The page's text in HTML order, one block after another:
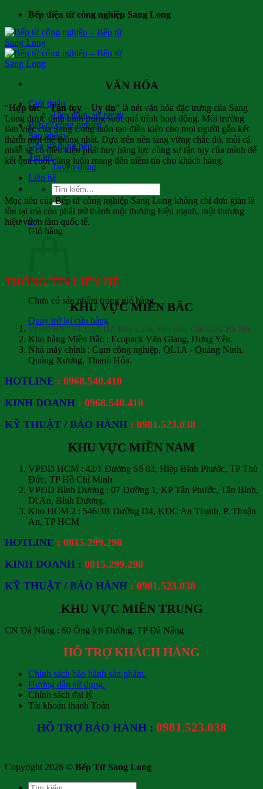
nội
dung
Bếp điện từ công nghiệp Sang Long
Giới thiệu
Tầm nhìn, sứ mệnh
Bếp từ công nghiệp
Sản phẩm
Góc sử dụng bếp
Tin tức
Tuyển dụng
Liên hệ
Tìm
kiếm:
0
Giỏ hàng
Chưa có sản phẩm trong giỏ hàng.
Quay trở lại cửa hàng
VĂN HÓA
“Hợp tác–Tận tụy– Uy tín” là nét văn hóa đặc trưng của Sang
Long được định hình trong suốt quá trình hoạt động. Môi trường
làm việc của Sang Long luôn tạo điều kiện cho mọi người gắn kết
thành một thể thống nhất. Dựa trên nền tảng vững chắc đó, mỗi cá
nhân sẽ có điều kiện phát huy năng lực cùng sự tận tụy của mình để
kết quả cuối cùng luôn mang đến niềm tin cho khách hàng.
Mục tiêu của Bếp từ công nghiệp Sang Long không chỉ đơn giản là
tồn tại mà còn phải trở thành một thương hiệu mạnh, một thương
hiệu vươn tầm quốc tế.
THÔNG TIN LIÊN HỆ
KHU VỰC MIỀN BẮC
VPĐD HN : Số 3, Lô D2, Khu 5,2ha, Yên Hòa, Cầu Giấy, Hà Nội.
Kho hàng Miền Bắc : Ecopack Văn Giang, Hưng Yên.
Nhà máy chính : Cụm công nghiệp, QL1A - Quảng Ninh,
Quảng Xương, Thanh Hóa.
HOTLINE : 0968.540.410
KINH DOANH : 0968.540.410
KỸ THUẬT / BẢO HÀNH : 0981.523.038
KHU VỰC MIỀN NAM
VPĐD HCM : 42/1 Đường Số 02, Hiệp Bình Phước, TP Thủ
Đức, TP Hồ Chí Minh
VPĐD Bình Dương : 07 Đường 1, KP Tân Phước, Tân Bình,
Dĩ An, Bình Dương.
Kho HCM 2 : 546/3B Đường D4, KDC An Thạnh, P. Thuận
An, TP HCM
HOTLINE : 0815.299.298
KINH DOANH : 0815.299.298
KỸ THUẬT / BẢO HÀNH : 0981.523.038
KHU VỰC MIỀN TRUNG
CN Đà Nẵng : 60 Ông ích Đường, TP Đà Nẵng
HỖ TRỢ KHÁCH HÀNG
Chính sách bảo hành sản phẩm.
Hướng dẫn sử dụng.
Chính sách đại lý
Tài khoản thanh Toán
HỖ TRỢ BẢO HÀNH : 0981.523.038
Copyright 2026 © Bếp Từ Sang Long
Tìm